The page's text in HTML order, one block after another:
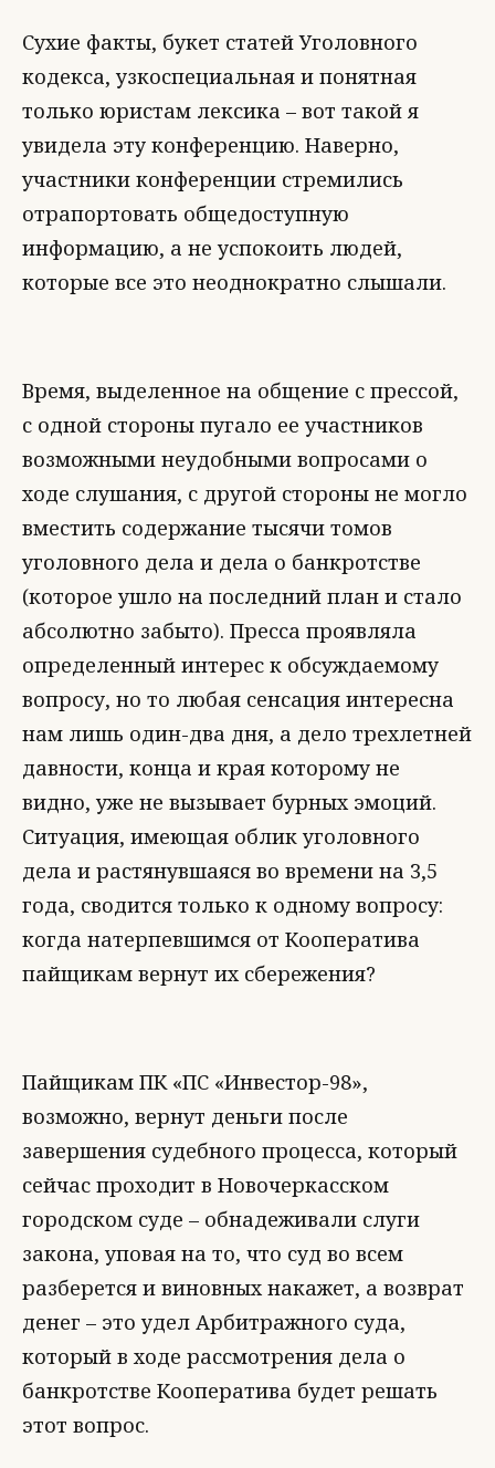
Сухие факты, букет статей Уголовного
кодекса, узкоспециальная и понятная
только юристам лексика – вот такой я
увидела эту конференцию. Наверно,
участники конференции стремились
отрапортовать общедоступную
информацию, а не успокоить людей,
которые все это неоднократно слышали.
Время, выделенное на общение с прессой,
с одной стороны пугало ее участников
возможными неудобными вопросами о
ходе слушания, с другой стороны не могло
вместить содержание тысячи томов
уголовного дела и дела о банкротстве
(которое ушло на последний план и стало
абсолютно забыто). Пресса проявляла
определенный интерес к обсуждаемому
вопросу, но то любая сенсация интересна
нам лишь один-два дня, а дело трехлетней
давности, конца и края которому не
видно, уже не вызывает бурных эмоций.
Ситуация, имеющая облик уголовного
дела и растянувшаяся во времени на 3,5
года, сводится только к одному вопросу:
когда натерпевшимся от Кооператива
пайщикам вернут их сбережения?
Пайщикам ПК «ПС «Инвестор-98»,
возможно, вернут деньги после
завершения судебного процесса, который
сейчас проходит в Новочеркасском
городском суде – обнадеживали слуги
закона, уповая на то, что суд во всем
разберется и виновных накажет, а возврат
денег – это удел Арбитражного суда,
который в ходе рассмотрения дела о
банкротстве Кооператива будет решать
этот вопрос.